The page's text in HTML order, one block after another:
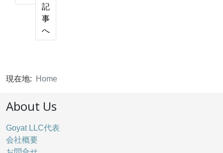
記
事
へ
現在地: Home
About Us
Goyat LLC代表
会社概要